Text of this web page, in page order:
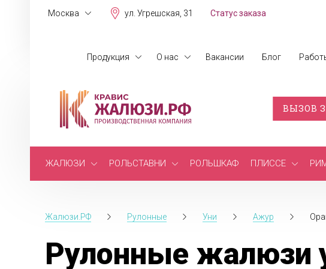
Москва ул. Угрешская, 31 Статус заказа
Продукция О нас Вакансии Блог
ВЫЗОВ
ЖАЛЮЗИ РОЛЬСТАВНИ РОЛЬШКАФ ПЛИССЕ
Жалюзи.РФ Рулонные Уни Ажур
Рулонные жалюзи